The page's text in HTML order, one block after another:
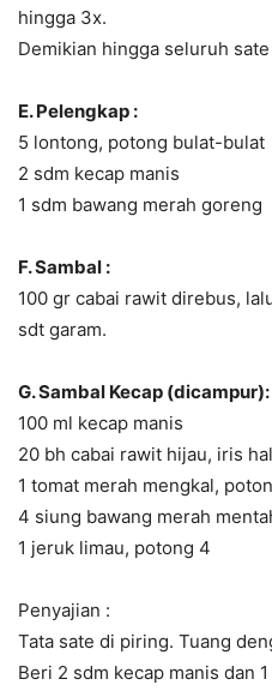
hingga 3x.
Demikian hingga seluruh
E. Pelengkap :
5 lontong, potong bulat-bulat
2 sdm kecap manis
1 sdm bawang merah goreng
F. Sambal :
100 gr cabai rawit direbus,
sdt garam.
G. Sambal Kecap (dicampur):
100 ml kecap manis
20 bh cabai rawit hijau, iris
1 tomat merah mengkal,
4 siung bawang merah
1 jeruk limau, potong 4
Penyajian :
Tata sate di piring. Tuang
Beri 2 sdm kecap manis dan